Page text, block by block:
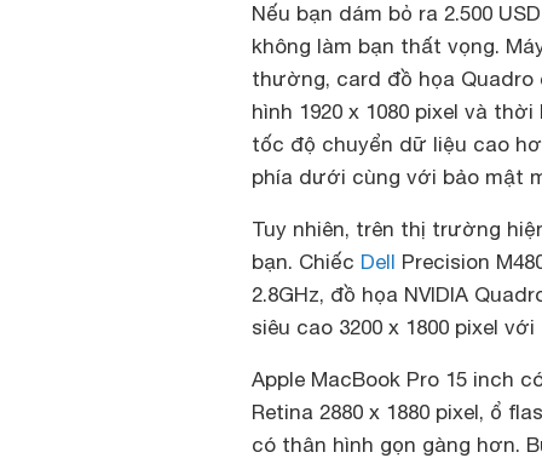
Nếu bạn dám bỏ ra 2.500
không làm bạn thất vọng.
thường, card đồ họa
hình 1920 x 1080 pixel và
tốc độ chuyển dữ liệu cao
phía dưới cùng với bảo mật
Tuy nhiên, trên thị trường
bạn. Chiếc Dell Precision
2.8GHz, đồ họa NVIDIA
siêu cao 3200 x 1800 pixel
Apple MacBook Pro 15 inch
Retina 2880 x 1880 pixel, ổ
có thân hình gọn gàng hơn.